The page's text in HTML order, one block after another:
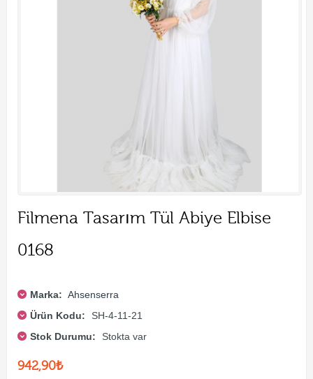
Filmena Tasarım Tül Abiye Elbise
0168
Marka: Ahsenserra
Ürün Kodu:
SH-4-11-21
Stok Durumu:
Stokta var
942,90₺